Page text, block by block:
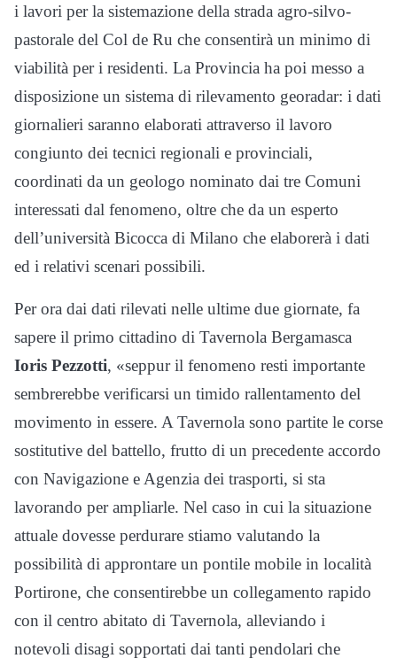
i lavori per la sistemazione della strada agro-silvo-
pastorale del Col de Ru che consentirà un minimo di
viabilità per i residenti. La Provincia ha poi messo a
disposizione un sistema di rilevamento georadar: i dati
giornalieri saranno elaborati attraverso il lavoro
congiunto dei tecnici regionali e provinciali,
coordinati da un geologo nominato dai tre Comuni
interessati dal fenomeno, oltre che da un esperto
dell’università Bicocca di Milano che elaborerà i dati
ed i relativi scenari possibili.
Per ora dai dati rilevati nelle ultime due giornate, fa
sapere il primo cittadino di Tavernola Bergamasca
Ioris Pezzotti, «seppur il fenomeno resti importante
sembrerebbe verificarsi un timido rallentamento del
movimento in essere. A Tavernola sono partite le corse
sostitutive del battello, frutto di un precedente accordo
con Navigazione e Agenzia dei trasporti, si sta
lavorando per ampliarle. Nel caso in cui la situazione
attuale dovesse perdurare stiamo valutando la
possibilità di approntare un pontile mobile in località
Portirone, che consentirebbe un collegamento rapido
con il centro abitato di Tavernola, alleviando i
notevoli disagi sopportati dai tanti pendolari che